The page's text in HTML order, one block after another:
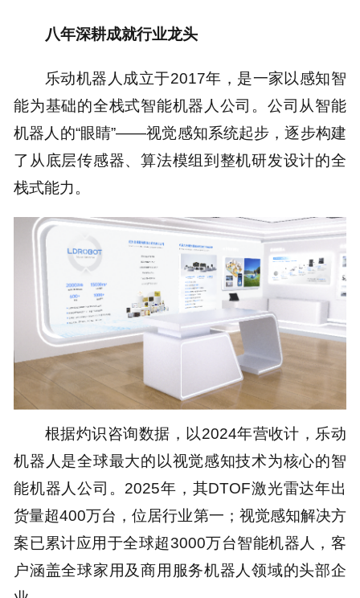
八年深耕成就行业龙头
乐动机器人成立于2017年，是一家以感知智
能为基础的全栈式智能机器人公司。公司从智能
机器人的“眼睛”——视觉感知系统起步，逐步构建
了从底层传感器、算法模组到整机研发设计的全
栈式能力。
根据灼识咨询数据，以2024年营收计，乐动
机器人是全球最大的以视觉感知技术为核心的智
能机器人公司。2025年，其DTOF激光雷达年出
货量超400万台，位居行业第一；视觉感知解决方
案已累计应用于全球超3000万台智能机器人，客
户涵盖全球家用及商用服务机器人领域的头部企